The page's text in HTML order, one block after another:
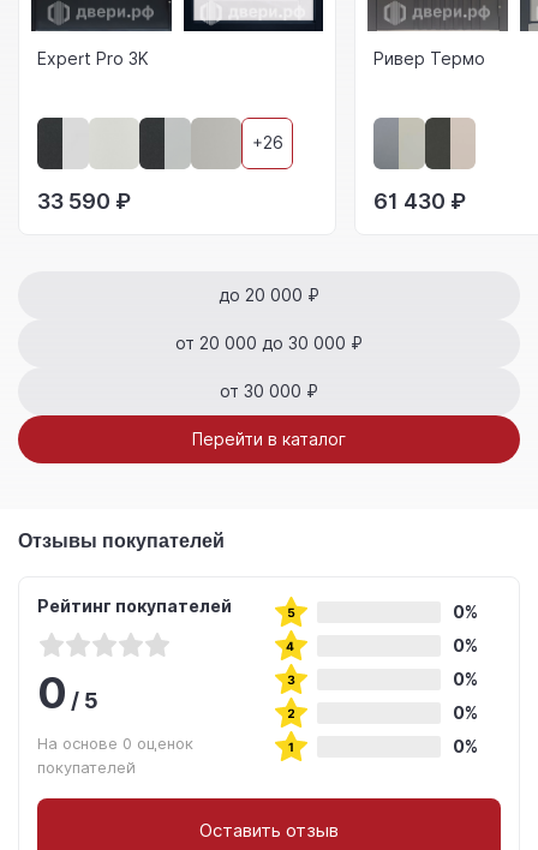
Expert Pro 3K
+26
33 590 ₽
Ривер Термо
61 430 ₽
до 20 000 ₽
от 20 000 до 30 000 ₽
от 30 000 ₽
Перейти в каталог
Отзывы покупателей
Рейтинг покупателей
0/5
На основе 0 оценок
покупателей
0%
0%
0%
0%
0%
Оставить отзыв